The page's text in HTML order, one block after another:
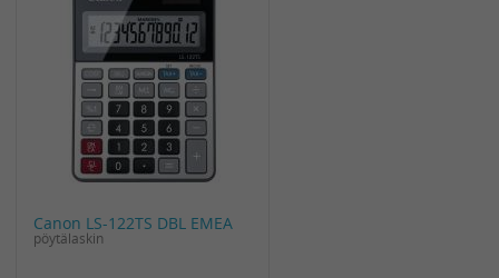
Canon LS-122TS DBL EMEA
pöytälaskin